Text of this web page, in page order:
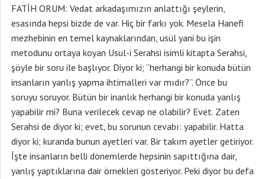
FATİH ORUM: Vedat arkadaşımızın anlattığı şeylerin,
esasında hepsi bizde de var. Hiç bir farkı yok. Mesela Hanefi
mezhebinin en temel kaynaklarından, usül yani bu işin
metodunu ortaya koyan Usul-i Serahsi isimli kitapta Serahsi,
şöyle bir soru ile başlıyor. Diyor ki; “herhangi bir konuda bütün
insanların yanlış yapma ihtimalleri var mıdır?”. Önce bu
soruyu soruyor. Bütün bir inanlık herhangi bir konuda yanlış
yapabilir mi? Buna verilecek cevap ne olabilir? Evet. Zaten
Serahsi de diyor ki; evet, bu sorunun cevabı: yapabilir. Hatta
diyor ki; kuranda bunun ayetleri var. Bir takım ayetler getiriyor.
İşte insanların belli dönemlerde hepsinin sapıttığına dair,
yanlış yaptıklarına dair örnekleri gösteriyor. Peki diyor bu defa